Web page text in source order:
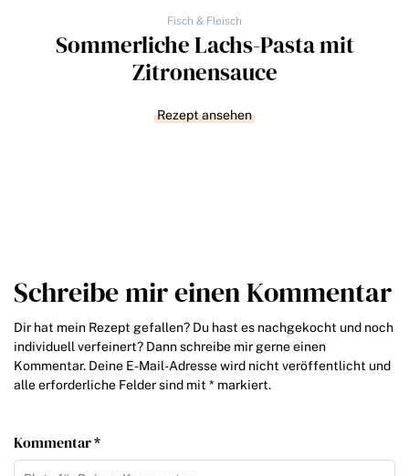
Fisch & Fleisch
Sommerliche Lachs-Pasta mit
Zitronensauce
Rezept ansehen
Schreibe mir einen Kommentar
Dir hat mein Rezept gefallen? Du hast es nachgekocht und noch
individuell verfeinert? Dann schreibe mir gerne einen
Kommentar. Deine E-Mail-Adresse wird nicht veröffentlicht und
alle erforderliche Felder sind mit * markiert.
Kommentar *